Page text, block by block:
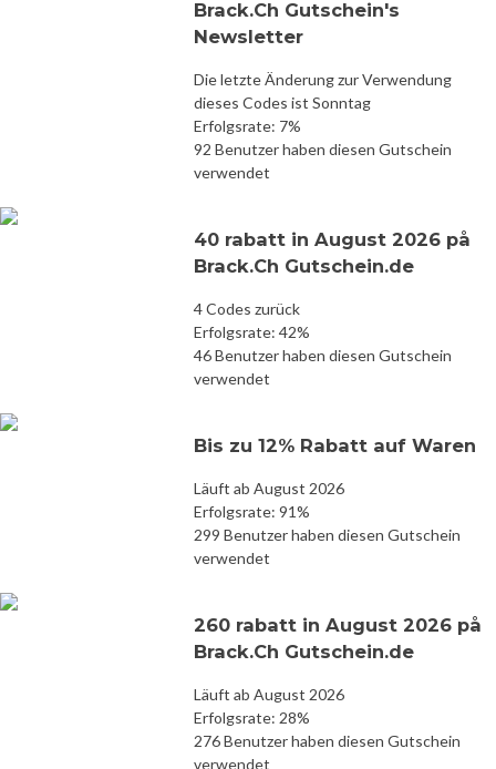
Brack.Ch Gutschein's
Newsletter
Die letzte Änderung zur Verwendung
dieses Codes ist Sonntag
Erfolgsrate: 7%
92 Benutzer haben diesen Gutschein
verwendet
40 rabatt in August 2026 på
Brack.Ch Gutschein.de
4 Codes zurück
Erfolgsrate: 42%
46 Benutzer haben diesen Gutschein
verwendet
Bis zu 12% Rabatt auf Waren
Läuft ab August 2026
Erfolgsrate: 91%
299 Benutzer haben diesen Gutschein
verwendet
260 rabatt in August 2026 på
Brack.Ch Gutschein.de
Läuft ab August 2026
Erfolgsrate: 28%
276 Benutzer haben diesen Gutschein
verwendet